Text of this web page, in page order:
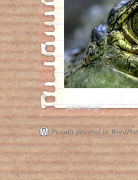
Άμεσος κίνδυνος
ερπετά, έντομα
paidevo.gr
Proudly powered by